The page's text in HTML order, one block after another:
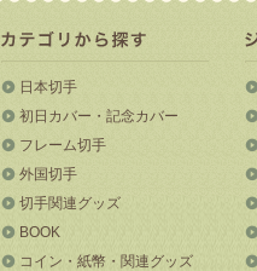
日本切手
初日カバー・記念カバー
フレーム切手
外国切手
切手関連グッズ
BOOK
コイン・紙幣・関連グッズ